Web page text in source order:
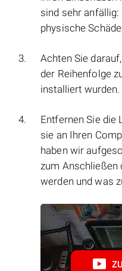
sind sehr
physische
Achten Sie
der Reihenfolge
installiert wurden.
Entfernen Sie die
sie an Ihren
haben wir
zum Anschließen
werden und was